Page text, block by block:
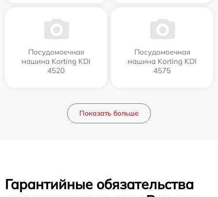
Посудомоечная
машина Korting KDI
4520
Посудомоечная
машина Korting KDI
4575
Показать больше
Гарантийные обязательства